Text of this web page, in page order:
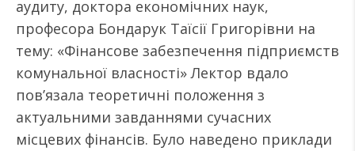
аудиту, доктора економічних наук,
професора Бондарук Таїсії Григорівни на
тему: «Фінансове забезпечення підприємств
комунальної власності» Лектор вдало
пов’язала теоретичні положення з
актуальними завданнями сучасних
місцевих фінансів. Було наведено приклади